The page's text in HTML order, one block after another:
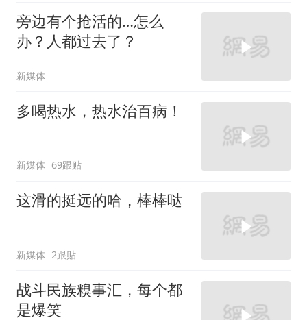
旁边有个抢活的…怎么
办？人都过去了？
新媒体
多喝热水，热水治百病！
新媒体 69跟贴
这滑的挺远的哈，棒棒哒
新媒体 2跟贴
战斗民族糗事汇，每个都
是爆笑